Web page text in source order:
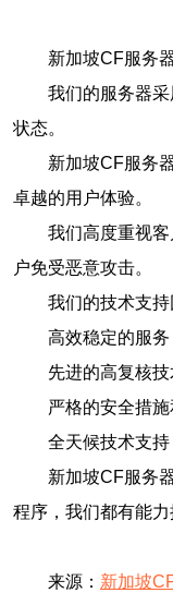
新加坡CF服务
我们的服务器
状态。
新加坡CF服务
卓越的用户体验。
我们高度重视
户免受恶意攻击。
我们的技术支
高效稳定的服务
先进的高复核技
严格的安全措
全天候技术支持
新加坡CF服务
程序，我们都有能
来源： 新加坡